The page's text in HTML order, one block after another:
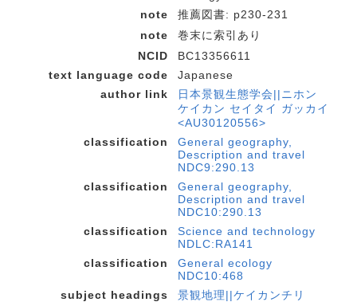
note
推薦図書: p230-231
note
巻末に索引あり
NCID
BC13356611
text language code
Japanese
author link
日本景観生態学会||ニホン
ケイカン セイタイ ガッカイ
<AU30120556>
classification
General geography,
Description and travel
NDC9:290.13
classification
General geography,
Description and travel
NDC10:290.13
classification
Science and technology
NDLC:RA141
classification
General ecology
NDC10:468
subject headings
景観地理||ケイカンチリ